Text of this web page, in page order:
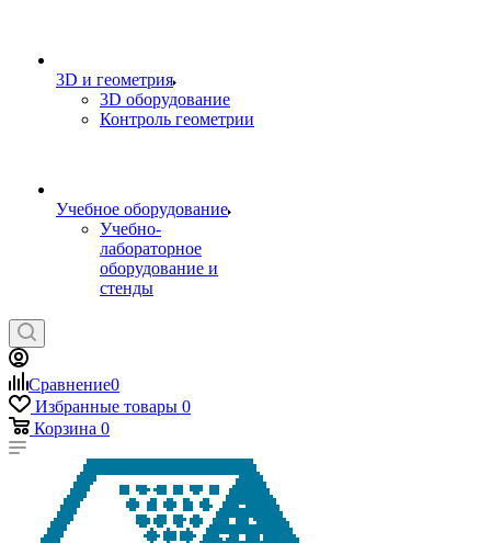
3D и геометрия
3D оборудование
Контроль геометрии
Учебное оборудование
Учебно-
лабораторное
оборудование и
стенды
Сравнение0
Избранные товары 0
Корзина 0